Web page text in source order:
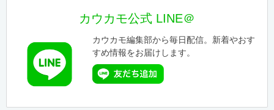
カウカモ公式 LINE＠
カウカモ編集部から毎日配信。新着やおす
すめ情報をお届けします。